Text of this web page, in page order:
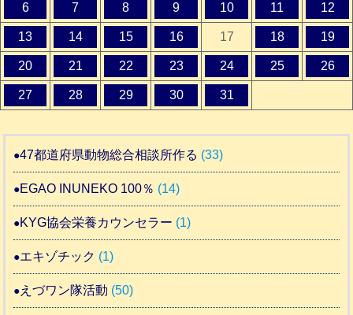
6 7 8 9 10 11 12
13 14 15 16 17 18 19
20 21 22 23 24 25 26
27 28 29 30 31
47都道府県動物総合相談所作る (33)
EGAO INUNEKO 100％ (14)
KYG協会栄養カウンセラー (1)
エキゾチック (1)
えづワン隊活動 (50)